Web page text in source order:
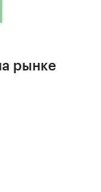
рынке